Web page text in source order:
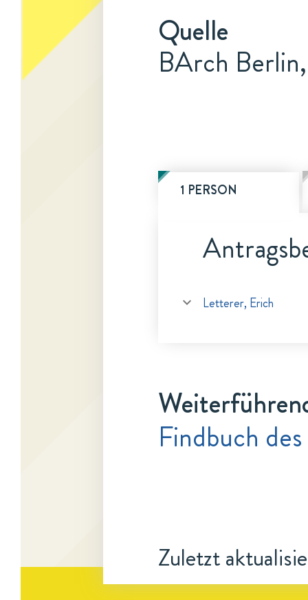
Quelle
BArch
1 PERSON
Letterer, Erich
Findbuch
Zuletzt